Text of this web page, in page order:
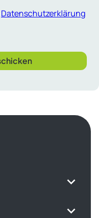
Datenschutzerklärung